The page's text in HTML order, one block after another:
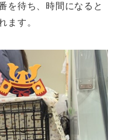
を待ち、時間になると
ます。